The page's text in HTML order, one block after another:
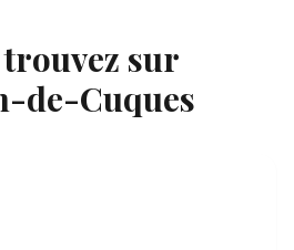
trouvez sur
de-Cuques